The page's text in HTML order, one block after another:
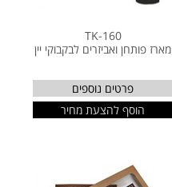
TK-160
מארז פותחן ואביזרים לבקבוקי יין
פרטים נוספים
הוסף להצעת מחיר